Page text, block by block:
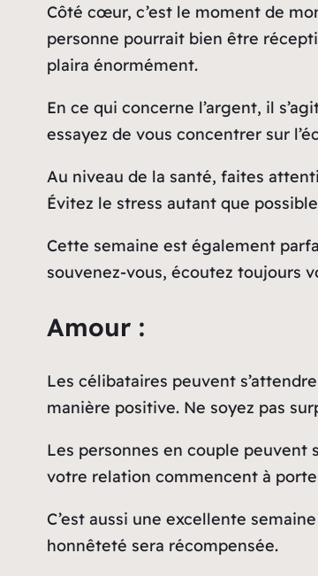
Côté cœur, c’est le moment de
personne pourrait bien être
plaira énormément.
En ce qui concerne l’argent, il
essayez de vous concentrer sur
Au niveau de la santé, faites
Évitez le stress autant que
Cette semaine est également
souvenez-vous, écoutez toujours
Amour :
Les célibataires peuvent
manière positive. Ne soyez pas
Les personnes en couple peuvent
votre relation commencent à
C’est aussi une excellente
honnêteté sera récompensée.